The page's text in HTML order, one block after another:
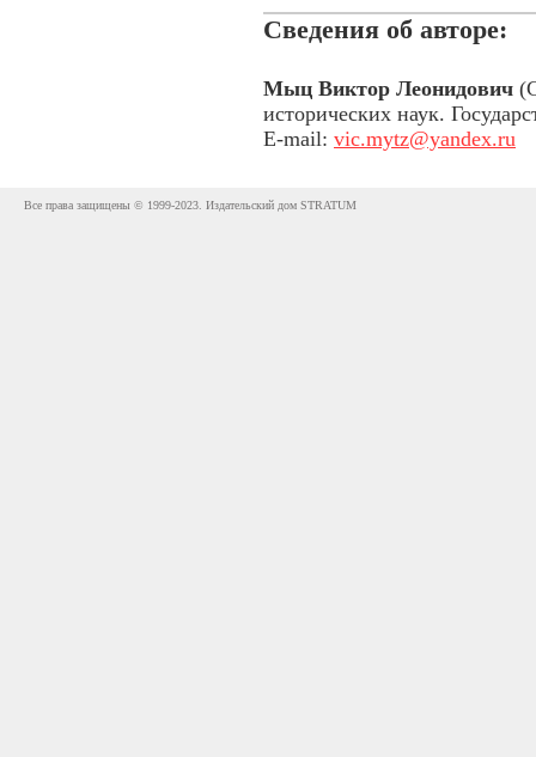
Сведения об авторе:
Мыц Виктор Леонидович
исторических наук.
E-mail: vic.mytz@yandex.ru
Все права защищены © 1999-2023. Издательский дом STRATUM